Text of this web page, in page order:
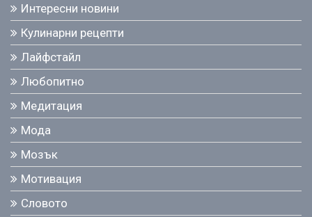
Интересни новини
Кулинарни рецепти
Лайфстайл
Любопитно
Медитация
Мода
Мозък
Мотивация
Словото